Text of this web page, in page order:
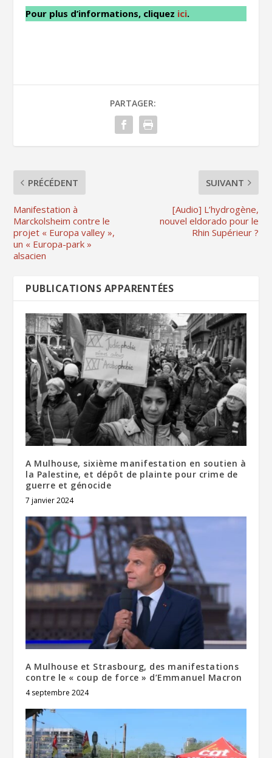
Pour plus d’informations, cliquez ici.
PARTAGER:
PRÉCÉDENT
Manifestation à
Marckolsheim contre le
projet « Europa valley »,
un « Europa-park »
alsacien
SUIVANT
[Audio] L’hydrogène,
nouvel eldorado pour le
Rhin Supérieur ?
PUBLICATIONS APPARENTÉES
A Mulhouse, sixième manifestation en soutien à
la Palestine, et dépôt de plainte pour crime de
guerre et génocide
7 janvier 2024
A Mulhouse et Strasbourg, des manifestations
contre le « coup de force » d’Emmanuel Macron
4 septembre 2024